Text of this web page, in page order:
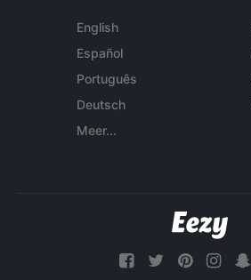
English
Español
Português
Deutsch
Meer...